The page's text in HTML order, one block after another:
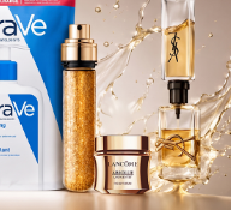
ความสามารถของ
จนในชั้นบรรยากาศให้
อผลิตอาหารให้แก่
ร้อมกับการลดผลกระทบ
ลิตปุ๋ย